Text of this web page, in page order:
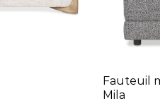
Fauteuil
Mila